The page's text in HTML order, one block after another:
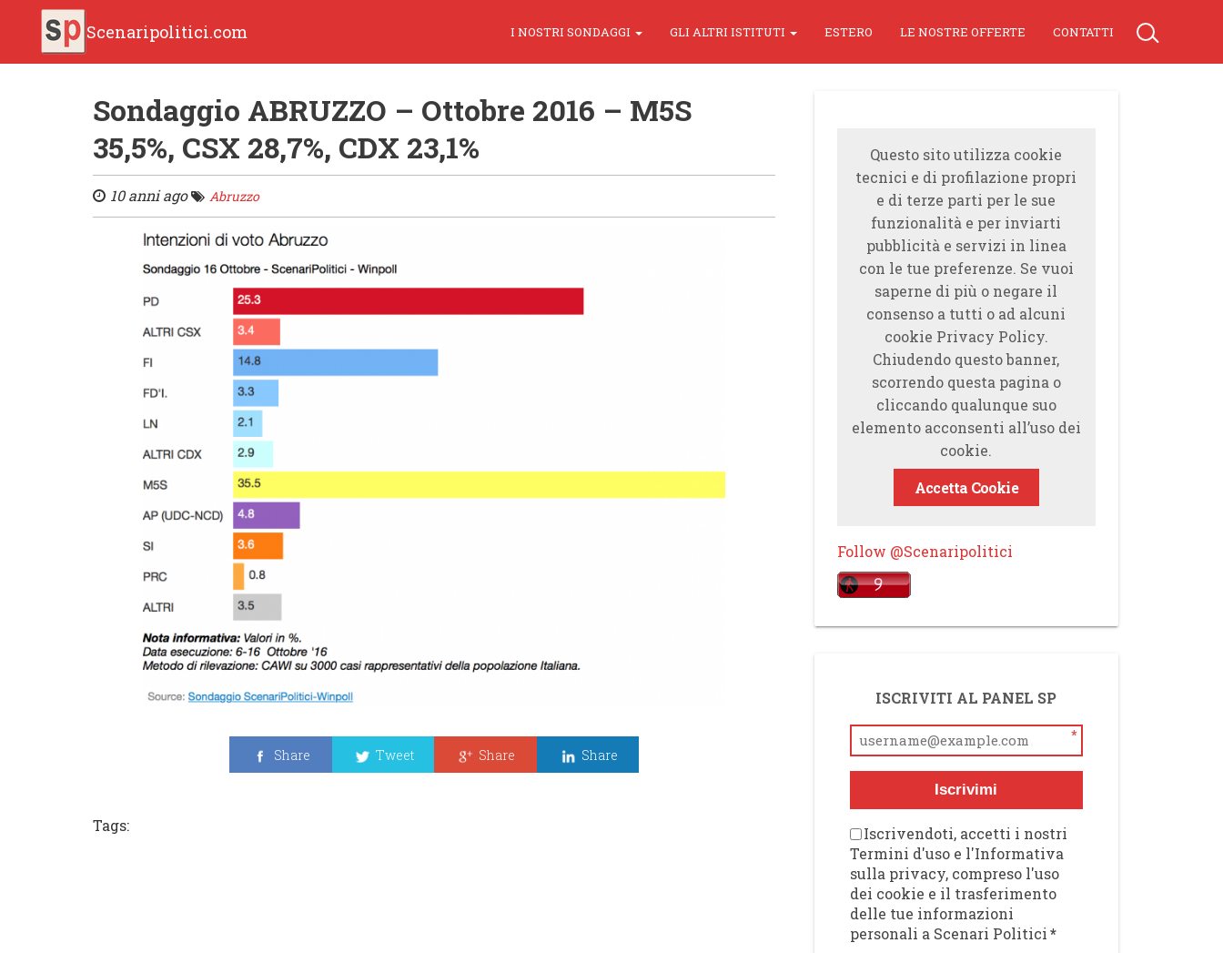
Scenaripolitici.com I NOSTRI SONDAGGI GLI ALTRI ISTITUTI ESTERO LE NOSTRE OFFERTE CONTATTI
Sondaggio ABRUZZO – Ottobre 2016 – M5S
35,5%, CSX 28,7%, CDX 23,1%
10 anni ago Abruzzo
Share Tweet Share Share
Tags:
Questo sito utilizza cookie
tecnici e di profilazione propri
e di terze parti per le sue
funzionalità e per inviarti
pubblicità e servizi in linea
con le tue preferenze. Se vuoi
saperne di più o negare il
consenso a tutti o ad alcuni
cookie Privacy Policy.
Chiudendo questo banner,
scorrendo questa pagina o
cliccando qualunque suo
elemento acconsenti all’uso dei
cookie.
Accetta Cookie
Follow @Scenaripolitici
ISCRIVITI AL PANEL SP
*
Iscrivimi
Iscrivendoti, accetti i nostri
Termini d'uso e l'Informativa
sulla privacy, compreso l'uso
dei cookie e il trasferimento
delle tue informazioni
personali a Scenari Politici*